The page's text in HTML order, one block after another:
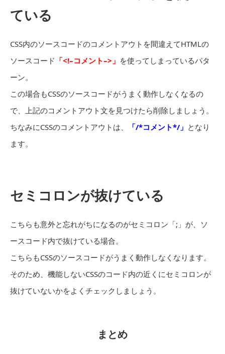
ている
CSS内のソースコードのコメントアウトを間違えてHTMLの
ソースコード 「<!–コメント–>」 を使ってしまっているパタ
ーン。
この場合もCSSのソースコードがうまく動作しなくなるの
で、上記のコメントアウト文を見つけたら削除しましょう。
ちなみにCSSのコメントアウトは、
「/*コメント*/」 となり
ます。
セミコロンが抜けている
こちらも意外と忘れがちになるのがセミコロン「;」が、ソ
ースコード内で抜けている場合。
こちらもCSSのソースコードがうまく動作しなくなります。
そのため、機能しないCSSのコード内の近くにセミコロンが
抜けていないかをよくチェックしましょう。
まとめ